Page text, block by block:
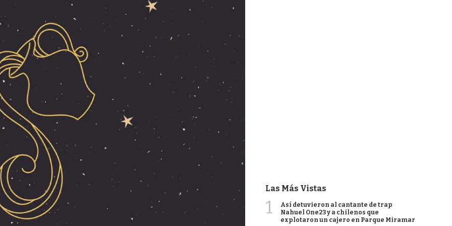
Las Más Vistas
1
Así detuvieron al cantante de trap
Nahuel One23 y a chilenos que
explotaron un cajero en Parque Miramar